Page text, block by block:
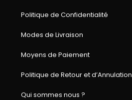
Politique de Confidentialité
Modes de Livraison
Moyens de Paiement
Politique de Retour et d’Annulation
Qui sommes nous ?